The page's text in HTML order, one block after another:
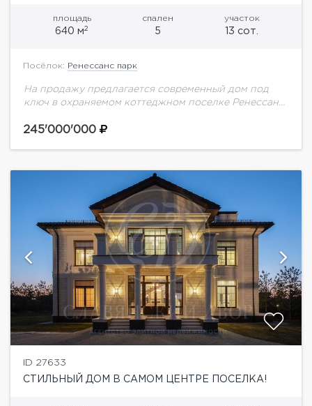
площадь
640 м2
спален
5
участок
13 сот.
Посёлок: Ренессанс парк
На продажу предлагается современный дом под
ключ в охраняемом коттеджном поселке Ренессанс
вторым светом, кухня и столовая с выходом на...
245'000'000
ID 27633
СТИЛЬНЫЙ ДОМ В САМОМ ЦЕНТРЕ ПОСЕЛКА!